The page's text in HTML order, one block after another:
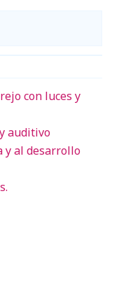
con luces y
auditivo
y al desarrollo